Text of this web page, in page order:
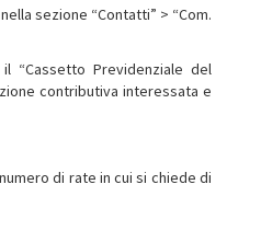
sezione “Contatti” > “Com.
“Cassetto Previdenziale del
contributiva interessata e
di rate in cui si chiede di